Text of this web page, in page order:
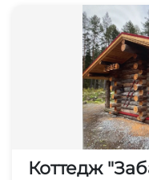
Коттедж